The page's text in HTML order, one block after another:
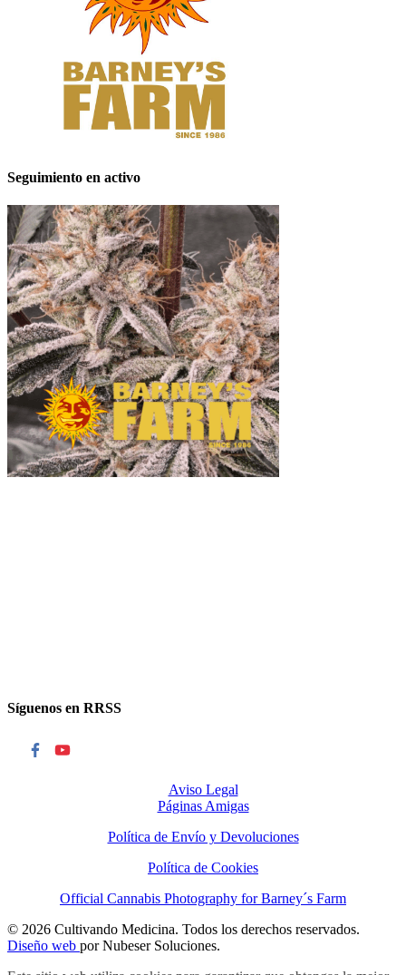
Seguimiento en activo
Síguenos en RRSS
Aviso Legal
Páginas Amigas
Política de Envío y Devoluciones
Política de Cookies
Official Cannabis Photography for Barney´s Farm
© 2026 Cultivando Medicina. Todos los derechos reservados.
Diseño web por Nubeser Soluciones.